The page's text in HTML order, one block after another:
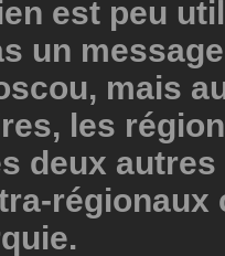
est peu
un
mais
les
deux